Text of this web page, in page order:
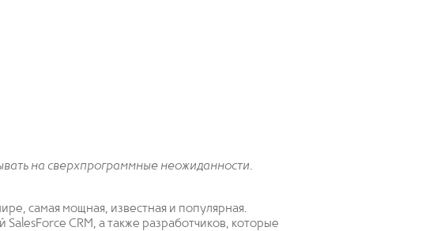
на сверхпрограммные неожиданности.
самая мощная, известная и популярная.
CRM, а также разработчиков, которые